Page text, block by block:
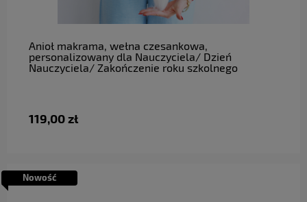
Anioł makrama, wełna czesankowa,
personalizowany dla Nauczyciela/ Dzień
Nauczyciela/ Zakończenie roku szkolnego
119,00 zł
Nowość